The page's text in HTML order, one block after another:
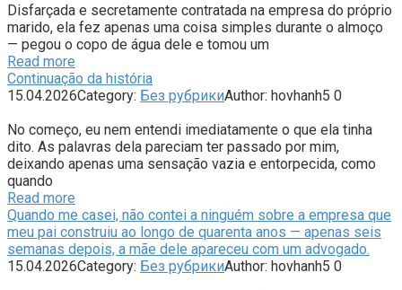
Disfarçada e secretamente contratada na empresa do próprio
marido, ela fez apenas uma coisa simples durante o almoço
— pegou o copo de água dele e tomou um
Read more
Continuação da história
15.04.2026Category: Без рубрикиAuthor: hovhanh5 0
No começo, eu nem entendi imediatamente o que ela tinha
dito. As palavras dela pareciam ter passado por mim,
deixando apenas uma sensação vazia e entorpecida, como
quando
Read more
Quando me casei, não contei a ninguém sobre a empresa que
meu pai construiu ao longo de quarenta anos — apenas seis
semanas depois, a mãe dele apareceu com um advogado.
15.04.2026Category: Без рубрикиAuthor: hovhanh5 0